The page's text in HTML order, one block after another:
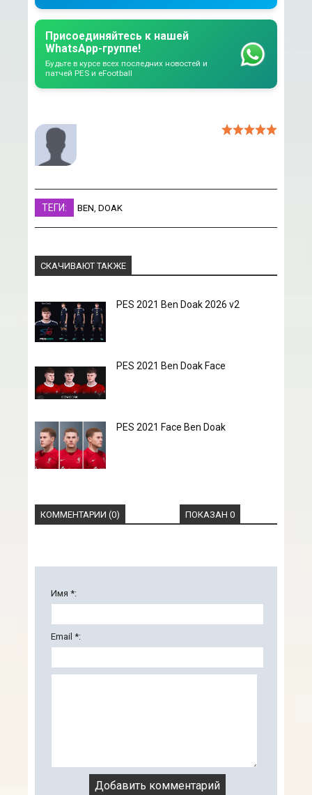
Присоединяйтесь к нашей
WhatsApp-группе!
Будьте в курсе всех последних новостей и
патчей PES и eFootball
ТЕГИ: BEN, DOAK
СКАЧИВАЮТ ТАКЖЕ
PES 2021 Ben Doak 2026 v2
PES 2021 Ben Doak Face
PES 2021 Face Ben Doak
КОММЕНТАРИИ (0) ПОКАЗАН 0
Имя *:
Email *: